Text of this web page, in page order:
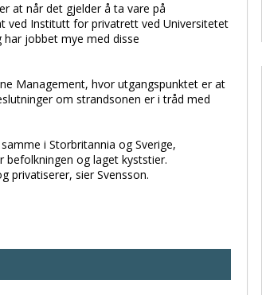
at når det gjelder å ta vare på
ved Institutt for privatrett ved Universitetet
jobbet mye med disse
Management, hvor utgangspunktet er at
om strandsonen er i tråd med
i Storbritannia og Sverige,
og laget kyststier.
privatiserer, sier Svensson.